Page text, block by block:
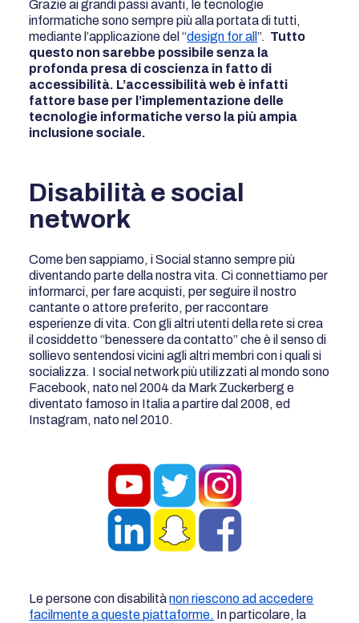
Grazie ai grandi passi avanti, le tecnologie
informatiche sono sempre più alla portata di tutti,
mediante l’applicazione del “design for all”. Tutto
questo non sarebbe possibile senza la
profonda presa di coscienza in fatto di
accessibilità. L’accessibilità web è infatti
fattore base per l’implementazione delle
tecnologie informatiche verso la più ampia
inclusione sociale.
Disabilità e social
network
Come ben sappiamo, i Social stanno sempre più
diventando parte della nostra vita. Ci connettiamo per
informarci, per fare acquisti, per seguire il nostro
cantante o attore preferito, per raccontare
esperienze di vita. Con gli altri utenti della rete si crea
il cosiddetto “benessere da contatto” che è il senso di
sollievo sentendosi vicini agli altri membri con i quali si
socializza. I social network più utilizzati al mondo sono
Facebook, nato nel 2004 da Mark Zuckerberg e
diventato famoso in Italia a partire dal 2008, ed
Instagram, nato nel 2010.
Le persone con disabilitànon riescono ad accedere
facilmente a queste piattaforme. In particolare, la